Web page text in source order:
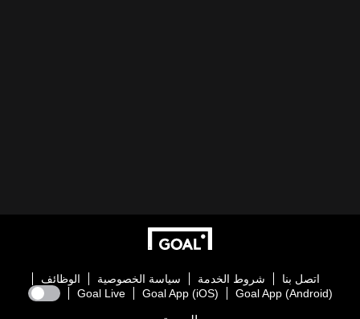
اتصل بنا شروط الخدمة سياسة الخصوصية
الوظائف
Goal App (Android)
Goal App (iOS)
Goal Live